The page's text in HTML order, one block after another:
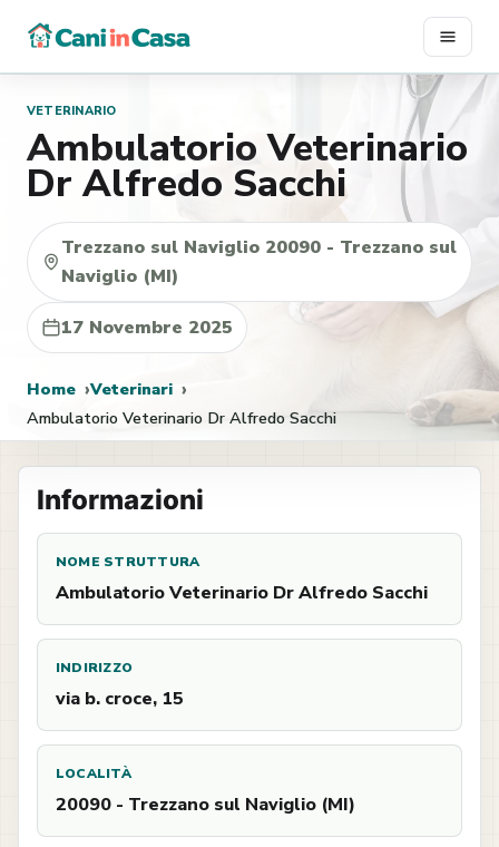
contenuto
VETERINARIO
Ambulatorio Veterinario
Dr Alfredo Sacchi
Trezzano sul Naviglio 20090 - Trezzano sul
Naviglio (MI)
17 Novembre 2025
Home
Veterinari
Ambulatorio Veterinario Dr Alfredo Sacchi
Informazioni
NOME STRUTTURA
Ambulatorio Veterinario Dr Alfredo Sacchi
INDIRIZZO
via b. croce, 15
LOCALITÀ
20090 - Trezzano sul Naviglio (MI)